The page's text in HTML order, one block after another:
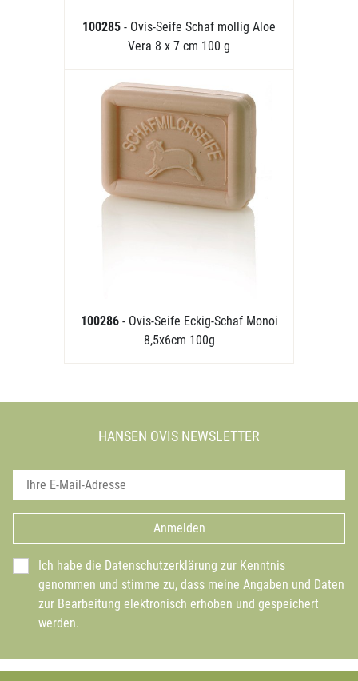
100285 - Ovis-Seife Schaf mollig Aloe
Vera 8 x 7 cm 100 g
100286 - Ovis-Seife Eckig-Schaf Monoi
8,5x6cm 100g
HANSEN OVIS NEWSLETTER
Anmelden
Ich habe die Datenschutzerklärung zur Kenntnis
genommen und stimme zu, dass meine Angaben und Daten
zur Bearbeitung elektronisch erhoben und gespeichert
werden.